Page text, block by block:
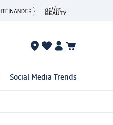
Social Media Trends